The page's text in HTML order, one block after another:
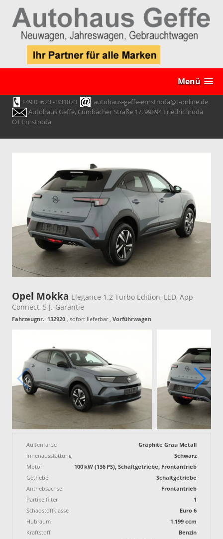
Menü
+49 03623 - 331873
autohaus-geffe-ernstroda@t-online.de
Autohaus Geffe, Cumbacher Straße 17, 99894 Friedrichroda
OT Ernstroda
Opel Mokka Elegance 1.2 Turbo Edition, LED, App-
Connect, 5 J.-Garantie
Fahrzeugnr.: 132920 , sofort lieferbar, Vorführwagen
Außenfarbe
Graphite Grau Metall
Innenausstattung
Schwarz
Motor
100 kW (136 PS), Schaltgetriebe, Frontantrieb
Getriebe
Schaltgetriebe
Antriebsachse
Frontantrieb
Partikelfilter
1
Schadstoffklasse
Euro 6
Hubraum
1.199 ccm
Kraftstoff
Benzin